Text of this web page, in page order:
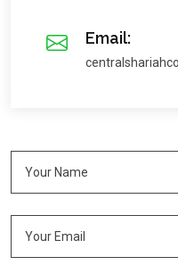
Email: